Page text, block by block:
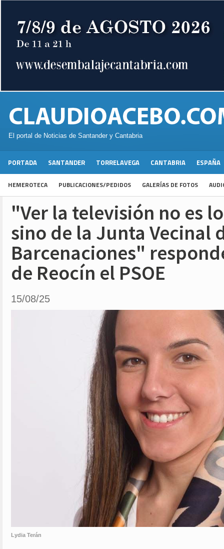
El portal de Noticias de Santander y Cantabria
PORTADA SANTANDER TORRELAVEGA CANTABRIA ESPAÑA
HEMEROTECA PUBLICACIONES/PEDIDOS GALERÍAS DE FOTOS
"Ver la televisión no es
sino de la Junta Vecinal
Barcenaciones"
de Reocín el PSOE
15/08/25
Lydia Terán